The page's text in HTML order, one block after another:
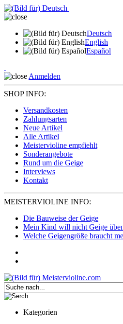
Deutsch
English
Español
Anmelden
SHOP INFO:
Versandkosten
Zahlungsarten
Neue Artikel
Alle Artikel
Meistervioline empfiehlt
Sonderangebote
Rund um die Geige
Interviews
Kontakt
MEISTERVIOLINE INFO:
Die Bauweise der Geige
Mein Kind will nicht Geige
Welche Geigengröße braucht
Kategorien